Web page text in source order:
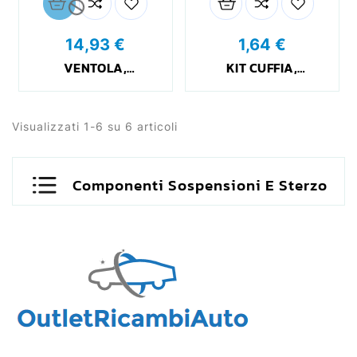

14,93 €
VENTOLA,
MOTORE_242127
1,64 €
KIT CUFFIA,
Visualizzati 1-6 su 6 articoli
Componenti Sospensioni E Sterzo